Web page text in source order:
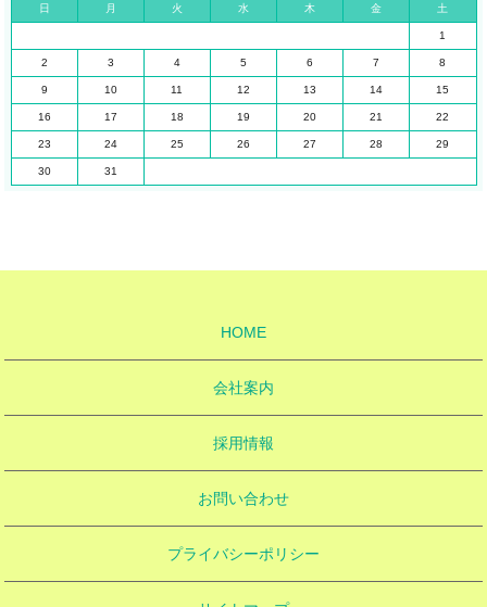
日 月 火 水 木 金 土
1
2 3 4 5 6 7 8
9 10 11 12 13 14 15
16 17 18 19 20 21 22
23 24 25 26 27 28 29
30 31
HOME
会社案内
採用情報
お問い合わせ
プライバシーポリシー